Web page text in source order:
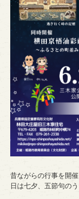
昔ながらの行事を開
日は七夕、五節句のう